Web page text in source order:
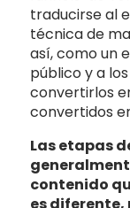
traducirse al
técnica de
así, como un
público y a
convertirlos
convertidos
Las etapas
contenido